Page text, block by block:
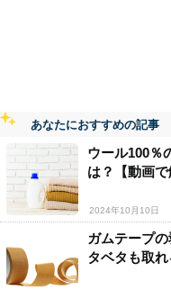
あなたにおすすめの記事
ウール100％
は？【動画で
2024年10月10日
ガムテープ
タベタも取れ